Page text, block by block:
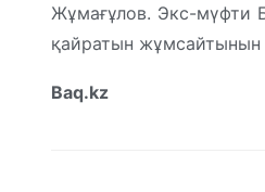
Жұмағұлов. Экс-мүфти
қайратын жұмсайтынын
Baq.kz